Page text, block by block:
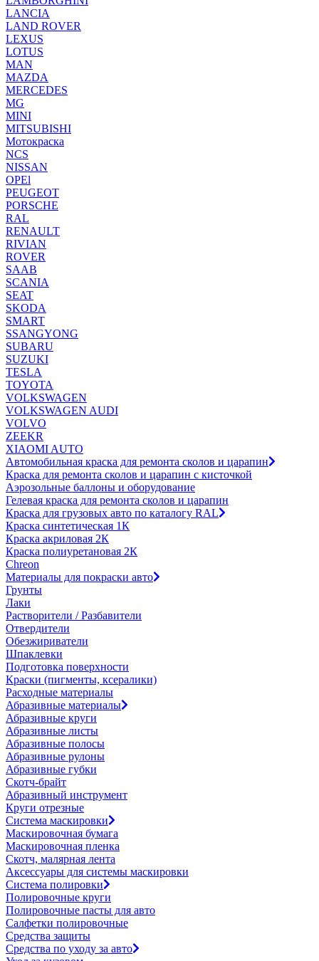
LANCIA
LAND ROVER
LEXUS
LOTUS
MAN
MAZDA
MERCEDES
MG
MINI
MITSUBISHI
Мотокраска
NCS
NISSAN
OPEl
PEUGEOT
PORSCHE
RAL
RENAULT
RIVIAN
ROVER
SAAB
SCANIA
SEAT
SKODA
SMART
SSANGYONG
SUBARU
SUZUKI
TESLA
TOYOTA
VOLKSWAGEN
VOLKSWAGEN AUDI
VOLVO
ZEEKR
XIAOMI AUTO
Автомобильная краска для ремонта сколов и царапин
Краска для ремонта сколов и царапин с кисточкой
Аэрозольные баллоны и оборудование
Гелевая краска для ремонта сколов и царапин
Краска для грузовых авто по каталогу RAL
Краска синтетическая 1К
Краска акриловая 2К
Краска полиуретановая 2К
Chreon
Материалы для покраски авто
Грунты
Лаки
Растворители / Разбавители
Отвердители
Обезжириватели
Шпаклевки
Подготовка поверхности
Краски (пигменты, ксералики)
Расходные материалы
Абразивные материалы
Абразивные круги
Абразивные листы
Абразивные полосы
Абразивные рулоны
Абразивные губки
Скотч-брайт
Абразивный инструмент
Круги отрезные
Система маскировки
Маскировочная бумага
Маскировочная пленка
Скотч, малярная лента
Аксессуары для системы маскировки
Система полировки
Полировочные круги
Полировочные пасты для авто
Салфетки полировочные
Средства защиты
Средства по уходу за авто